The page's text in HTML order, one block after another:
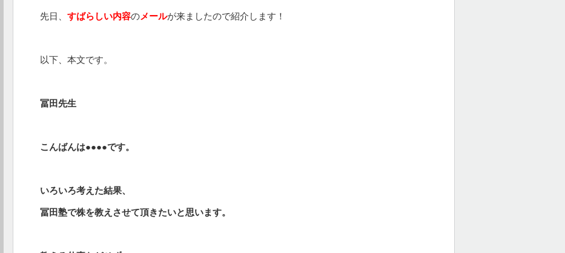
先日、 すばらしい内容のメールが来ましたので紹介します！
以下、本文です。
冨田先生
こんばんは●●●●です。
いろいろ考えた結果、
冨田塾で株を教えさせて頂きたいと思います。